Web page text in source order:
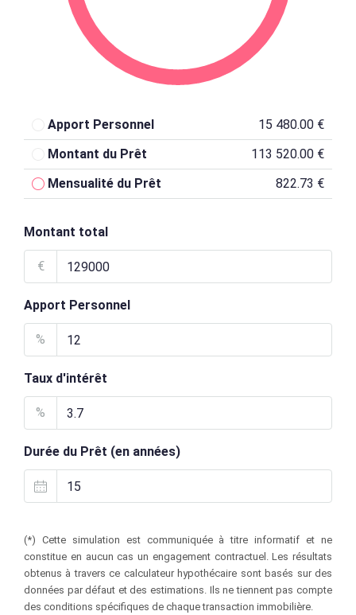
Apport Personnel
15 480.00 €
Montant du Prêt
113 520.00 €
Mensualité du Prêt
822.73 €
Montant total
€
Apport Personnel
%
Taux d'intérêt
%
Durée du Prêt (en années)
(*) Cette simulation est communiquée à titre informatif et ne
constitue en aucun cas un engagement contractuel. Les résultats
obtenus à travers ce calculateur hypothécaire sont basés sur des
données par défaut et des estimations. Ils ne tiennent pas compte
des conditions spécifiques de chaque transaction immobilière.